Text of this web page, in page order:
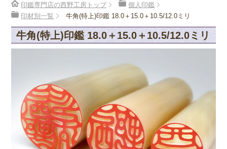
印鑑専門店の西野工房トップ
個人印鑑
印材別一覧
牛角(特上)印鑑 18.0＋15.0＋10.5/12.0ミリ
牛角(特上)印鑑 18.0＋15.0＋10.5/12.0ミリ